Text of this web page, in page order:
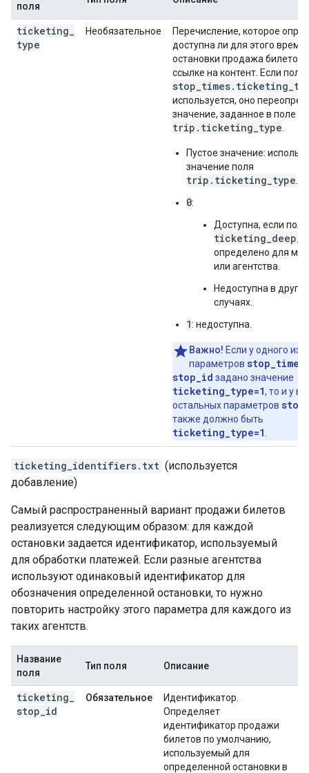
поля
ticketing
type
Необязательное
Перечисление, которое
доступна ли для этого
остановки продажа билетов
ссылке на контент. Если поле
используется, оно
значение, заданное в поле
trip.ticketing_type
Пустое значение:
значение поля
trip.ticketing_type
0:
Доступна, если поле
определено для
или агентства.
Недоступна в других
случаях.
1: недоступна.
Важно! Если у одного из
параметров stop_times
stop_id задано значение
ticketing_type=1, то и у
остальных параметров
также должно быть
ticketing_type=1
ticketing_identifiers.txt (используется
добавление)
Самый распространенный вариант продажи билетов
реализуется следующим образом: для каждой
остановки задается идентификатор, используемый
для обработки платежей. Если разные агентства
используют одинаковый идентификатор для
обозначения определенной остановки, то нужно
повторить настройку этого параметра для каждого из
таких агентств.
Название
поля
Тип поля Описание
ticketing
stop id
Обязательное
Идентификатор.
Определяет
идентификатор продажи
билетов по умолчанию,
используемый для
определенной остановки в